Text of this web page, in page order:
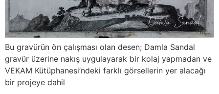
Bu gravürün ön çalışması olan desen; Damla Sandal
gravür üzerine nakış uygulayarak bir kolaj yapmadan ve
VEKAM Kütüphanesi’ndeki farklı görsellerin yer alacağı
bir projeye dahil